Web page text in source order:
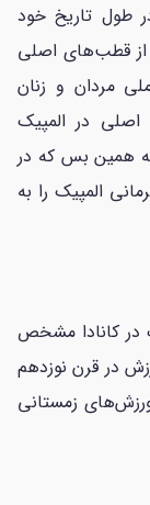
طول تاریخ خود
از قطب‌های اصلی
مردان و زنان
اصلی در المپیک
همین بس که در
موفق شد قهرمانی المپیک را به
در کانادا مشخص
در قرن نوزدهم
زمستانی